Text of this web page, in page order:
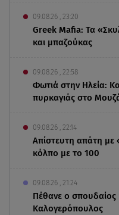
09.08.26 , 23:20
Greek Mafia: Τα
και μπαζούκας
09.08.26 , 22:58
Φωτιά στην Ηλεία:
πυρκαγιάς στο
09.08.26 , 22:14
Απίστευτη απάτη με
κόλπο με το 100
09.08.26 , 21:24
Πέθανε ο σπουδαίος
Καλογερόπουλος